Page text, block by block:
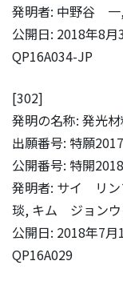
発明者: 中野谷
公開日: 2018年8月
QP16A034-JP
[302]
発明の名称: 発光
出願番号: 特願
公開番号: 特開
発明者: サイ リ
琰, キム ジョンウ
公開日: 2018年7月
QP16A029